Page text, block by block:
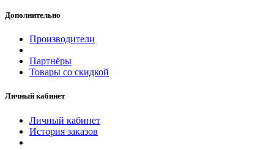
Дополнительно
Производители
Партнёры
Товары со скидкой
Личный кабинет
Личный кабинет
История заказов